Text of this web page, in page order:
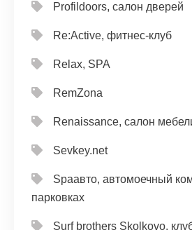
Profildoors, салон дверей
Re:Active, фитнес-клуб
Relax, SPA
RemZona
Renaissance, салон
Sevkey.net
Spaавто, автомоечный
парковках
Surf brothers Skolkovo,